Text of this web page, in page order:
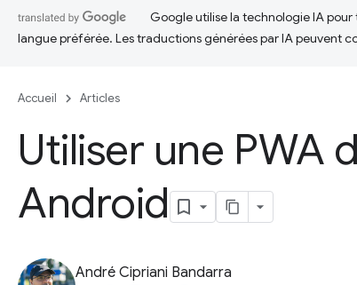
Google utilise la technologie IA
langue préférée. Les traductions générées par IA peuvent
Accueil Articles
Utiliser une PWA
Android
André Cipriani Bandarra